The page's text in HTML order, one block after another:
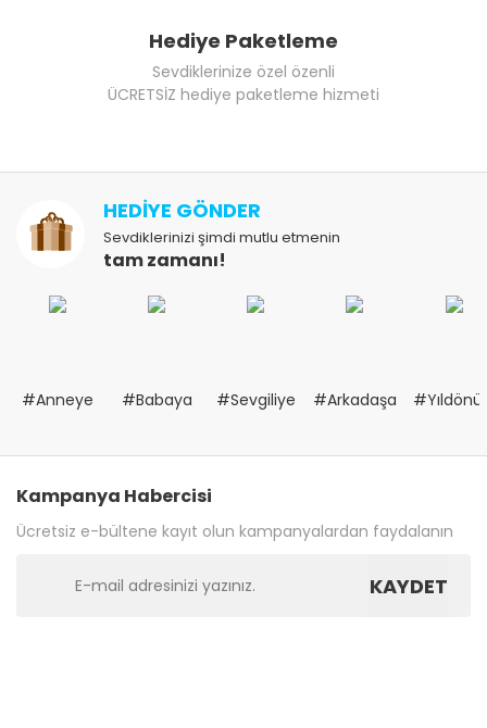
Hediye Paketleme
Sevdiklerinize özel özenli
ÜCRETSİZ hediye paketleme hizmeti
HEDİYE GÖNDER
Sevdiklerinizi şimdi mutlu etmenin
tam zamanı!
#Anneye #Babaya #Sevgiliye #Arkadaşa
Kampanya Habercisi
Ücretsiz e-bültene kayıt olun kampanyalardan faydalanın
KAYDET